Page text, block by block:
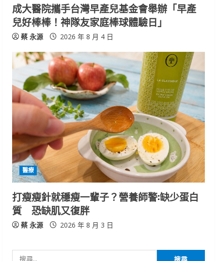
成大醫院攜手台灣早產兒基金會舉辦「早產
兒好棒棒！神隊友家庭棒球體驗日」
蔡 永源 2026 年 8 月 4 日
醫療
打瘦瘦針就穩瘦一輩子？營養師警:缺少蛋白
質 恐缺肌又復胖
蔡 永源 2026 年 8 月 3 日